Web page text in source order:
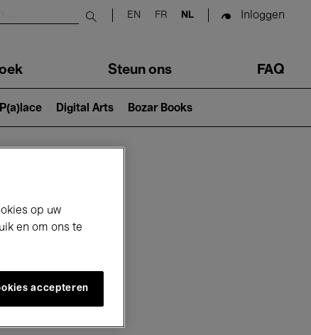
Submit search
EN FR NL Inloggen
Steun ons FAQ
Digital Arts Bozar Books
op uw
en om ons te
accepteren